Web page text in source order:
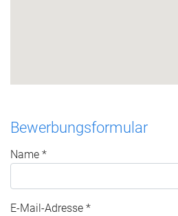
Bewerbungsformular
Name *
E-Mail-Adresse *